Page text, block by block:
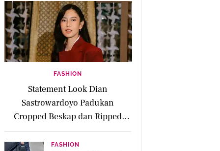
FASHION
Statement Look Dian
Sastrowardoyo Padukan
Cropped Beskap dan Ripped
Jeans, Hadirkan Pesona Kartini
yang Edgy
FASHION